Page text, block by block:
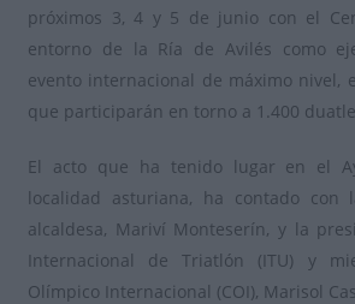
próximos 3, 4 y 5 de junio con el
entorno de la Ría de Avilés como
evento internacional de máximo nivel,
que participarán en torno a 1.400
El acto que ha tenido lugar en el
localidad asturiana, ha contado con
alcaldesa, Mariví Monteserín, y la
Internacional de Triatlón (ITU) y
Olímpico Internacional (COI), Marisol